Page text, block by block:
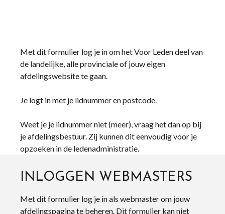
Met dit formulier log je in om het Voor Leden deel van
de landelijke, alle provinciale of jouw eigen
afdelingswebsite te gaan.
Je logt in met je lidnummer en postcode.
Weet je je lidnummer niet (meer), vraag het dan op bij
je afdelingsbestuur. Zij kunnen dit eenvoudig voor je
opzoeken in de ledenadministratie.
INLOGGEN WEBMASTERS
Met dit formulier log je in als webmaster om jouw
afdelingspagina te beheren. Dit formulier kan niet